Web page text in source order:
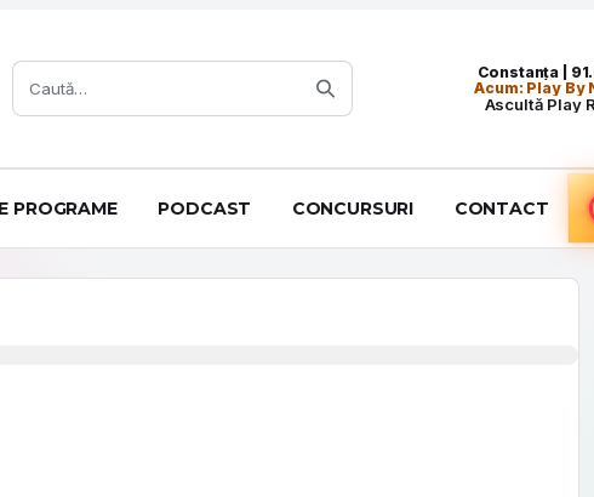
Caută:
Constanța |
Acum: Play By
Ascultă Play
PROGRAME PODCAST CONCURSURI CONTACT